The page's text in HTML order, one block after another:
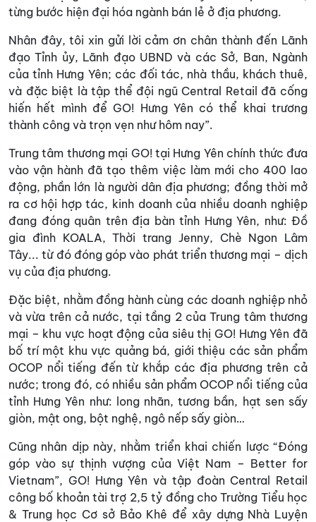
từng bước hiện đại hóa ngành bán lẻ ở địa phương.
Nhân đây, tôi xin gửi lời cảm ơn chân thành đến Lãnh
đạo Tỉnh ủy, Lãnh đạo UBND và các Sở, Ban, Ngành
của tỉnh Hưng Yên; các đối tác, nhà thầu, khách thuê,
và đặc biệt là tập thể đội ngũ Central Retail đã cống
hiến hết mình để GO! Hưng Yên có thể khai trương
thành công và trọn vẹn như hôm nay”.
Trung tâm thương mại GO! tại Hưng Yên chính thức đưa
vào vận hành đã tạo thêm việc làm mới cho 400 lao
động, phần lớn là người dân địa phương; đồng thời mở
ra cơ hội hợp tác, kinh doanh của nhiều doanh nghiệp
đang đóng quân trên địa bàn tỉnh Hưng Yên, như: Đồ
gia đình KOALA, Thời trang Jenny, Chè Ngon Lâm
Tây... từ đó đóng góp vào phát triển thương mại – dịch
vụ của địa phương.
Đặc biệt, nhằm đồng hành cùng các doanh nghiệp nhỏ
và vừa trên cả nước, tại tầng 2 của Trung tâm thương
mại – khu vực hoạt động của siêu thị GO! Hưng Yên đã
bố trí một khu vực quảng bá, giới thiệu các sản phẩm
OCOP nổi tiếng đến từ khắp các địa phương trên cả
nước; trong đó, có nhiều sản phẩm OCOP nổi tiếng của
tỉnh Hưng Yên như: long nhãn, tương bần, hạt sen sấy
giòn, mật ong, bột nghệ, ngô nếp sấy giòn…
Cũng nhân dịp này, nhằm triển khai chiến lược “Đóng
góp vào sự thịnh vượng của Việt Nam – Better for
Vietnam”, GO! Hưng Yên và tập đoàn Central Retail
công bố khoản tài trợ 2,5 tỷ đồng cho Trường Tiểu học
& Trung học Cơ sở Bảo Khê để xây dựng Nhà Luyện